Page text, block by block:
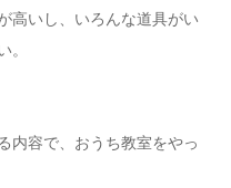
高いし、いろんな道具がい
。
内容で、おうち教室をやっ